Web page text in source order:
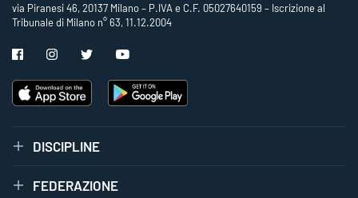
via Piranesi 46, 20137 Milano – P.IVA e C.F. 05027640159 – Iscrizione al
Tribunale di Milano n° 63, 11.12.2004
DISCIPLINE
FEDERAZIONE